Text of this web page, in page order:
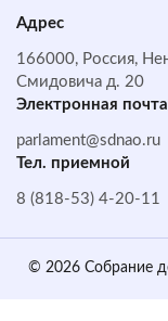
Адрес
166000, Россия,
Смидовича д. 20
Электронная почта
parlament@sdnao.ru
Тел. приемной
8 (818-53) 4-20-11
© 2026 Собрание